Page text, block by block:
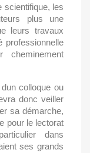
scientifique, les
plus une
leurs travaux
professionnelle
cheminement
colloque ou
donc veiller
sa démarche,
pour le lectorat
dans
ses grands